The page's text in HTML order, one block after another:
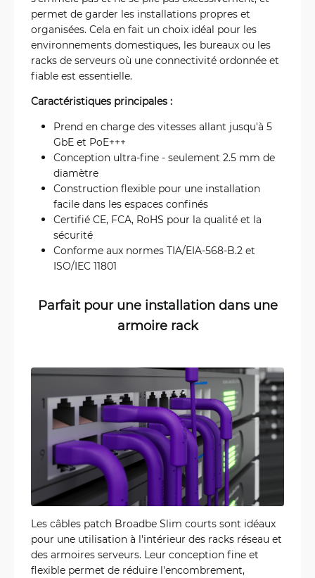
permet de garder les installations propres et
organisées. Cela en fait un choix idéal pour les
environnements domestiques, les bureaux ou les
racks de serveurs où une connectivité ordonnée et
fiable est essentielle.
Caractéristiques principales :
Prend en charge des vitesses allant jusqu'à 5
GbE et PoE+++
Conception ultra-fine - seulement 2.5 mm de
diamètre
Construction flexible pour une installation
facile dans les espaces confinés
Certifié CE, FCA, RoHS pour la qualité et la
sécurité
Conforme aux normes TIA/EIA-568-B.2 et
ISO/IEC 11801
Parfait pour une installation dans une
armoire rack
Les câbles patch Broadbe Slim courts sont idéaux
pour une utilisation à l'intérieur des racks réseau et
des armoires serveurs. Leur conception fine et
flexible permet de réduire l'encombrement,